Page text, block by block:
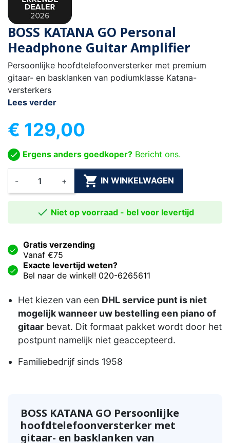
BOSS KATANA GO Personal
Headphone Guitar Amplifier
Persoonlijke hoofdtelefoonversterker met premium
gitaar- en basklanken van podiumklasse Katana-
versterkers
Lees verder
€ 129,00
Ergens anders goedkoper? Bericht ons.
- +  IN WINKELWAGEN
 Niet op voorraad - bel voor levertijd
Gratis verzending
Vanaf €75
Exacte levertijd weten?
Bel naar de winkel! 020-6265611
Het kiezen van een DHL service punt is niet
mogelijk wanneer uw bestelling een piano of
gitaar bevat. Dit formaat pakket wordt door het
postpunt namelijk niet geaccepteerd.
Familiebedrijf sinds 1958
BOSS KATANA GO Persoonlijke
hoofdtelefoonversterker met
gitaar- en basklanken van